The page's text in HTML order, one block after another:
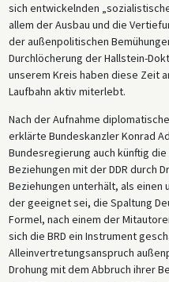
sich entwickelnden
allem der Ausbau und die
der außenpolitischen
Durchlöcherung der Hallstein-
unserem Kreis haben diese Zeit
Laufbahn aktiv miterlebt.
Nach der Aufnahme
erklärte Bundeskanzler Konrad
Bundesregierung auch künftig
Beziehungen mit der DDR durch
Beziehungen unterhält, als einen
der geeignet sei, die Spaltung
Formel, nach einem der
sich die BRD ein Instrument
Alleinvertretungsanspruch
Drohung mit dem Abbruch ihrer